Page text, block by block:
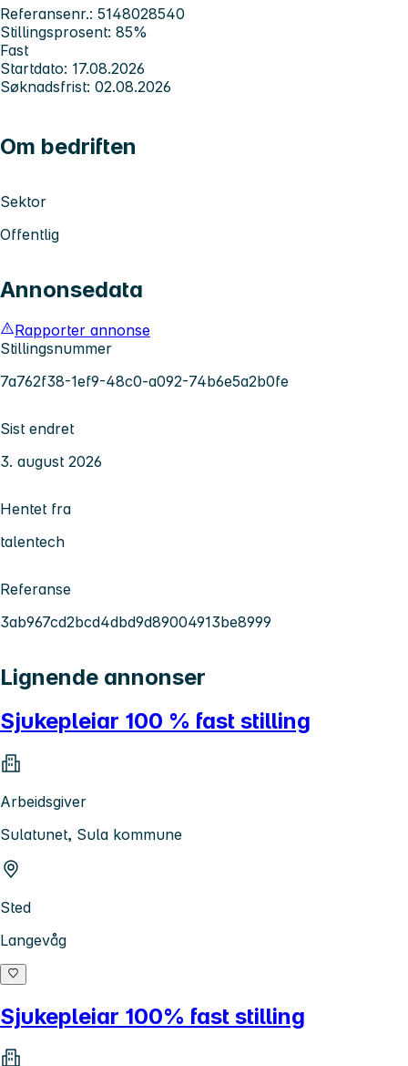
Referansenr.: 5148028540
Stillingsprosent: 85%
Fast
Startdato: 17.08.2026
Søknadsfrist: 02.08.2026
Om bedriften
Sektor
Offentlig
Annonsedata
Rapporter annonse
Stillingsnummer
7a762f38-1ef9-48c0-a092-74b6e5a2b0fe
Sist endret
3. august 2026
Hentet fra
talentech
Referanse
3ab967cd2bcd4dbd9d89004913be8999
Lignende annonser
Sjukepleiar 100 % fast stilling
Arbeidsgiver
Sulatunet, Sula kommune
Sted
Langevåg
Sjukepleiar 100% fast stilling